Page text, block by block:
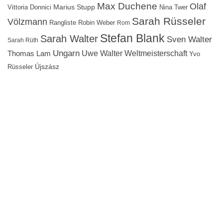
Vittoria Donnici Marius Stupp Max Duchene Nina Twer Olaf
Völzmann Rangliste Robin Weber Rom Sarah Rüsseler
Sarah Rüth Sarah Walter Stefan Blank Sven Walter
Thomas Lam Ungarn Uwe Walter Weltmeisterschaft Yvo
Rüsseler Újszász